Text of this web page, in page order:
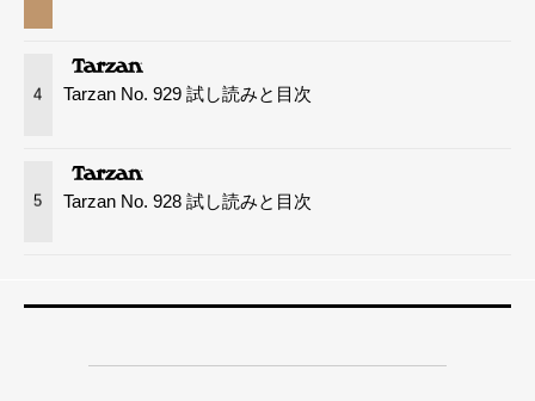
4 Tarzan No. 929 試し読みと目次
5 Tarzan No. 928 試し読みと目次